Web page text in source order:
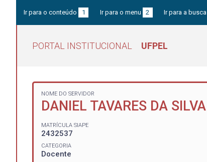
Ir para o conteúdo 1 Ir para o menu 2 Ir para a busca
PORTAL INSTITUCIONAL UFPEL
NOME DO SERVIDOR
DANIEL TAVARES DA SILVA
MATRÍCULA SIAPE
2432537
CATEGORIA
Docente